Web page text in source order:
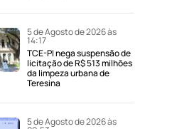
5 de Agosto de 2026 às
14:17
TCE-PI nega suspensão de
licitação de R$ 513 milhões
da limpeza urbana de
Teresina
5 de Agosto de 2026 às